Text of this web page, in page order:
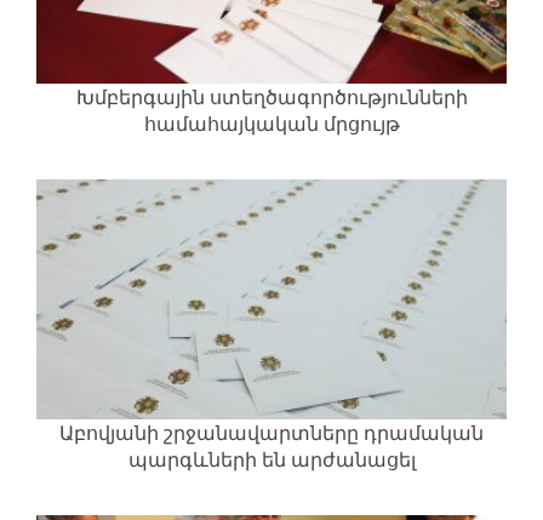
Խմբերգային ստեղծագործությունների
համահայկական մրցույթ
Աբովյանի շրջանավարտները դրամական
պարգևների են արժանացել